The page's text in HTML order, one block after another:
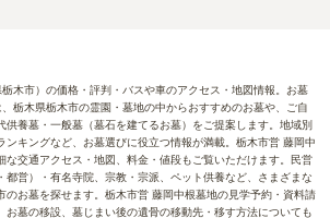
木市）の価格・評判・バスや車のアクセス・地図情報。お墓
栃木県栃木市の霊園・墓地の中からおすすめのお墓や、ご自
供養墓・一般墓（墓石を建てるお墓）をご提案します。地域別
ンキングなど、お墓選びに役立つ情報が満載。栃木市営 藤岡中
な交通アクセス・地図、料金・値段もご覧いただけます。民営
都営）・有名寺院、宗教・宗派、ペット供養など、さまざまな
のお墓を探せます。栃木市営 藤岡中根墓地の見学予約・資料請
お墓の移設、墓じまい後の遺骨の移動先・移す方法についても